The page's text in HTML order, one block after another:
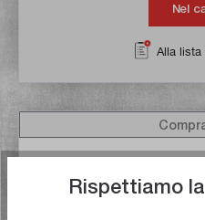
Nel
Alla lista
Rispettiamo